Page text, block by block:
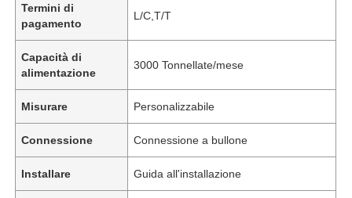
Termini di
pagamento
L/C,T/T
Capacità di
alimentazione
3000 Tonnellate/mese
Misurare Personalizzabile
Connessione Connessione a bullone
Installare Guida all'installazione